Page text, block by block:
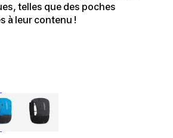
telles que des poches
à leur contenu !
85698988569900